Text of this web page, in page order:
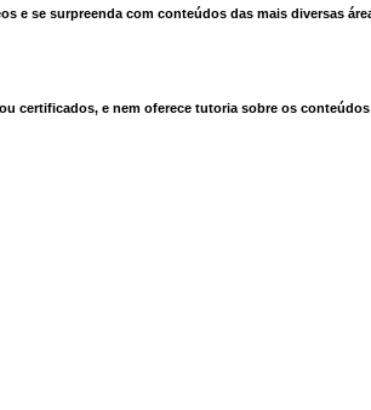
e se surpreenda com conteúdos das mais diversas
certificados, e nem oferece tutoria sobre os